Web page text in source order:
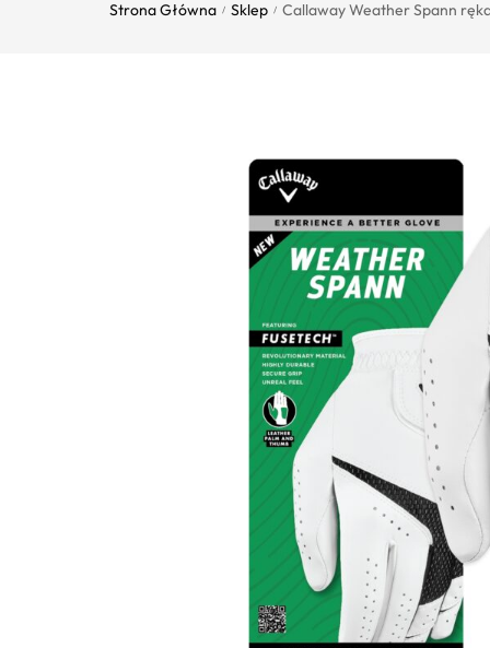
Strona Główna / Sklep / Callaway Weather Spann